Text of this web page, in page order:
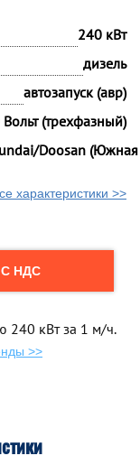
240 кВт
дизель
автозапуск (авр)
(трехфазный)
Doosan (Южная
характеристики >>
С НДС
240 кВт за 1 м/ч.
>>